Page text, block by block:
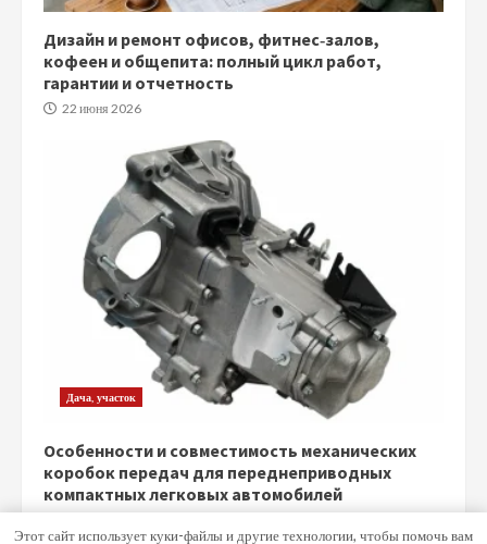
Дизайн и ремонт офисов, фитнес‑залов,
кофеен и общепита: полный цикл работ,
гарантии и отчетность
22 июня 2026
Дача, участок
Особенности и совместимость механических
коробок передач для переднеприводных
компактных легковых автомобилей
Этот сайт использует куки-файлы и другие технологии, чтобы помочь вам